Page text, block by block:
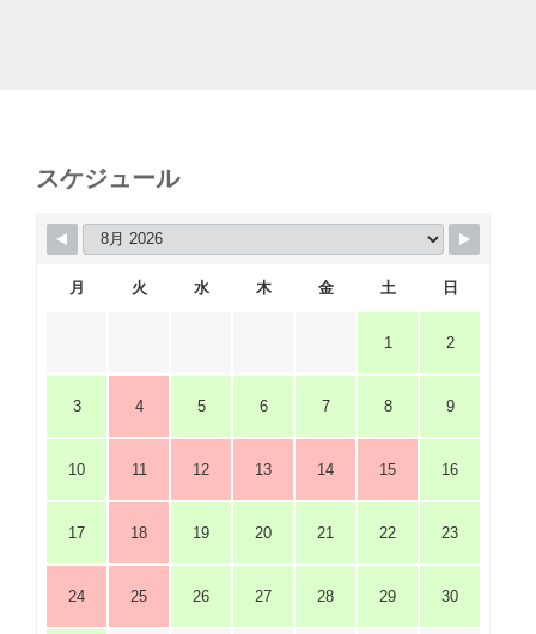
スケジュール
月 火 水 木 金 土 日
1 2
3 4 5 6 7 8 9
10 11 12 13 14 15 16
17 18 19 20 21 22 23
24 25 26 27 28 29 30